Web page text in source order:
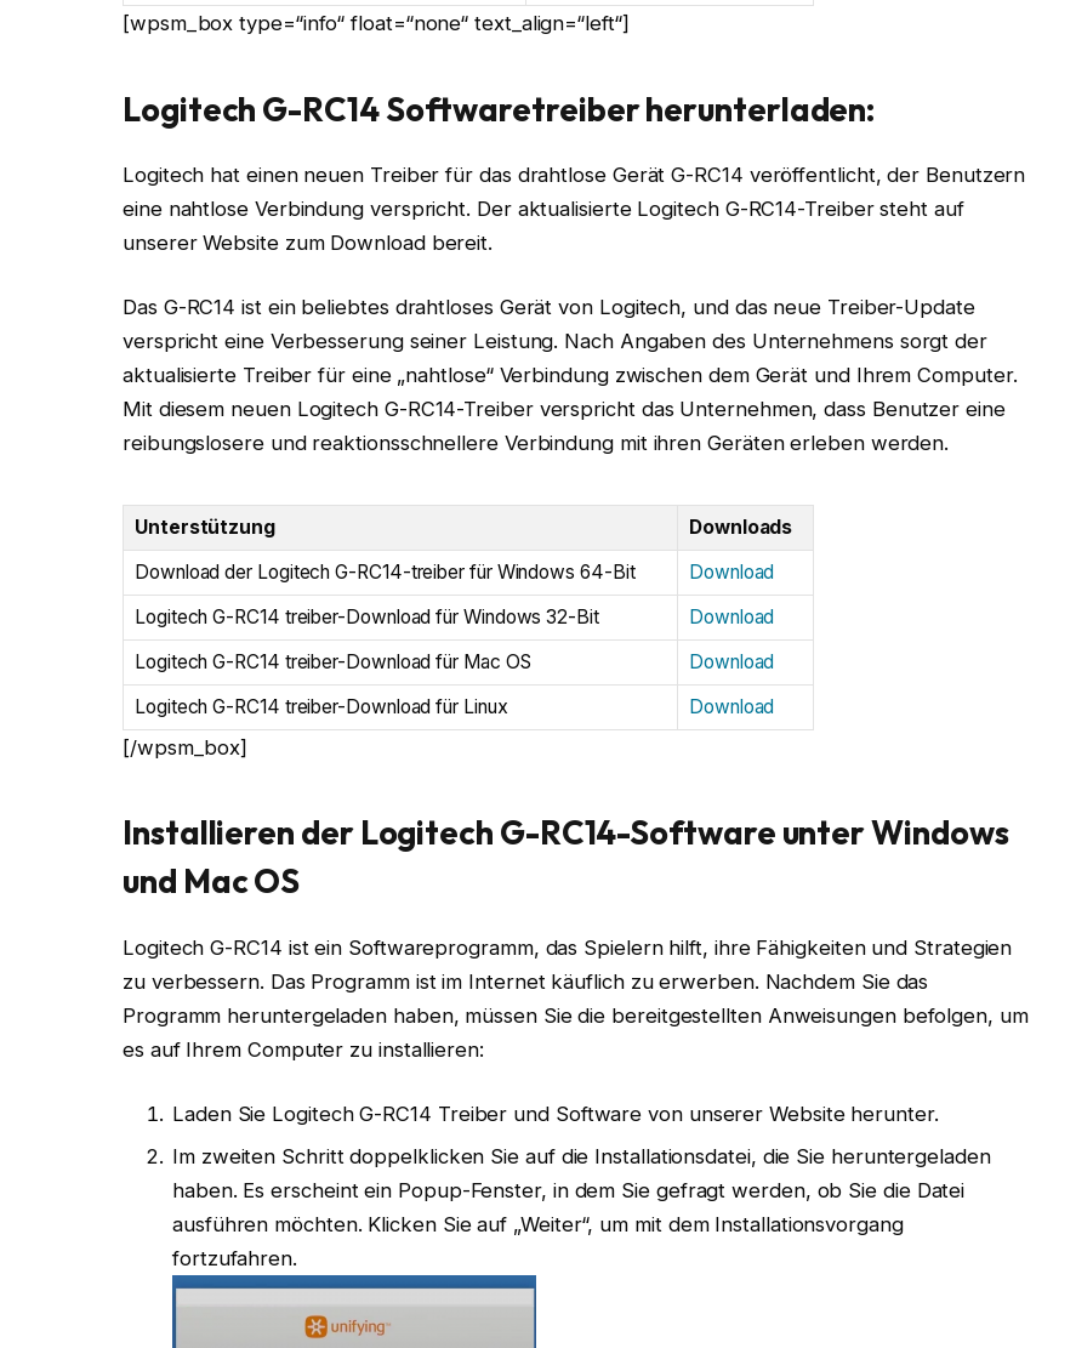
[wpsm_box type=“info“ float=“none“ text_align=“left“]
Logitech G-RC14 Softwaretreiber herunterladen:
Logitech hat einen neuen Treiber für das drahtlose Gerät G-RC14 veröffentlicht, der Benutzern
eine nahtlose Verbindung verspricht. Der aktualisierte Logitech G-RC14-Treiber steht auf
unserer Website zum Download bereit.
Das G-RC14 ist ein beliebtes drahtloses Gerät von Logitech, und das neue Treiber-Update
verspricht eine Verbesserung seiner Leistung. Nach Angaben des Unternehmens sorgt der
aktualisierte Treiber für eine „nahtlose“ Verbindung zwischen dem Gerät und Ihrem Computer.
Mit diesem neuen Logitech G-RC14-Treiber verspricht das Unternehmen, dass Benutzer eine
reibungslosere und reaktionsschnellere Verbindung mit ihren Geräten erleben werden.
Unterstützung
Downloads
Download der Logitech G-RC14-treiber für Windows 64-Bit
Download
Logitech G-RC14 treiber-Download für Windows 32-Bit
Download
Logitech G-RC14 treiber-Download für Mac OS
Download
Logitech G-RC14 treiber-Download für Linux
Download
[/wpsm_box]
Installieren der Logitech G-RC14-Software unter Windows
und Mac OS
Logitech G-RC14 ist ein Softwareprogramm, das Spielern hilft, ihre Fähigkeiten und Strategien
zu verbessern. Das Programm ist im Internet käuflich zu erwerben. Nachdem Sie das
Programm heruntergeladen haben, müssen Sie die bereitgestellten Anweisungen befolgen, um
es auf Ihrem Computer zu installieren:
Laden Sie Logitech G-RC14 Treiber und Software von unserer Website herunter.
Im zweiten Schritt doppelklicken Sie auf die Installationsdatei, die Sie heruntergeladen
haben. Es erscheint ein Popup-Fenster, in dem Sie gefragt werden, ob Sie die Datei
ausführen möchten. Klicken Sie auf „Weiter“, um mit dem Installationsvorgang
fortzufahren.